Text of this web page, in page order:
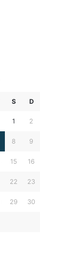
S D
1 2
8 9
15 16
22 23
29 30